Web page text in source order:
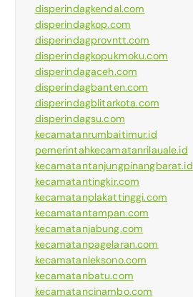
disperindagkendal.com
disperindagkop.com
disperindagprovntt.com
disperindagkopukmoku.com
disperindagaceh.com
disperindagbanten.com
disperindagblitarkota.com
disperindagsu.com
kecamatanrumbaitimur.id
pemerintahkecamatanrilauale.id
kecamatantanjungpinangbarat.id
kecamatantingkir.com
kecamatanplakattinggi.com
kecamatantampan.com
kecamatanjabung.com
kecamatanpagelaran.com
kecamatanleksono.com
kecamatanbatu.com
kecamatancinambo.com